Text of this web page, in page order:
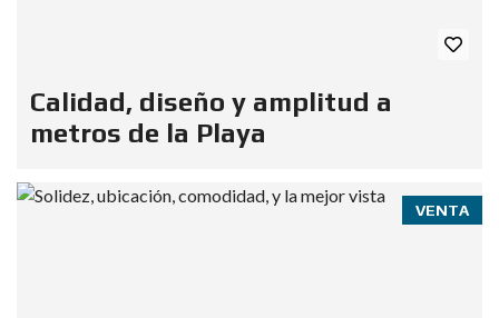
Calidad, diseño y amplitud a
metros de la Playa
VENTA